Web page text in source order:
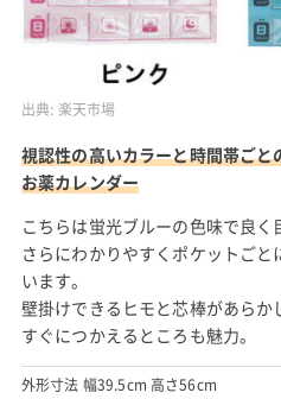
出典: 楽天市場
視認性の高いカラーと時間帯ご
お薬カレンダー
こちらは蛍光ブルーの色味で良く
さらにわかりやすくポケットご
います。
壁掛けできるヒモと芯棒があらか
すぐにつかえるところも魅力。
外形寸法 幅39.5cm 高さ56cm